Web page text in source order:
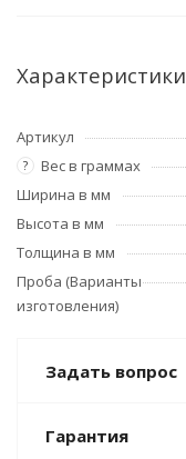
Характеристики
Артикул
? Вес в граммах
Ширина в мм
Высота в мм
Толщина в мм
Проба (Варианты
изготовления)
Задать вопрос
Гарантия